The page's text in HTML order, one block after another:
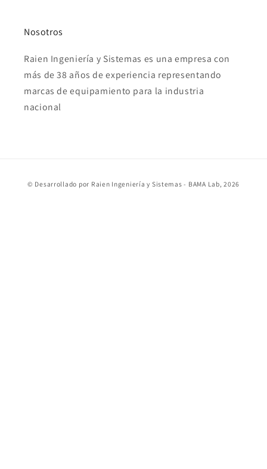
Nosotros
Raien Ingeniería y Sistemas es una empresa con
más de 38 años de experiencia representando
marcas de equipamiento para la industria
nacional
© Desarrollado por Raien Ingeniería y Sistemas - BAMA Lab, 2026